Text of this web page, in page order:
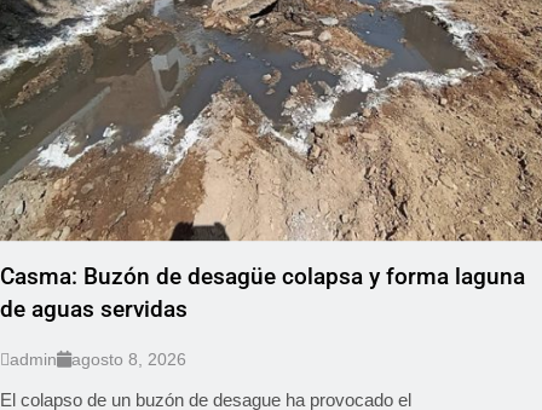
Casma: Buzón de desagüe colapsa y forma laguna
de aguas servidas
admin agosto 8, 2026
El colapso de un buzón de desague ha provocado el